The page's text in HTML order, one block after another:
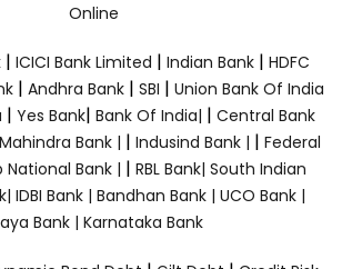
Online
| ICICI Bank Limited | Indian Bank | HDFC
| Andhra Bank| SBI | Union Bank Of India
| Yes Bank| Bank Of India| | Central Bank
Bank | | Indusind Bank | | Federal
National Bank | | RBL Bank| South Indian
IDBI Bank | Bandhan Bank | UCO Bank |
Bank | Karnataka Bank